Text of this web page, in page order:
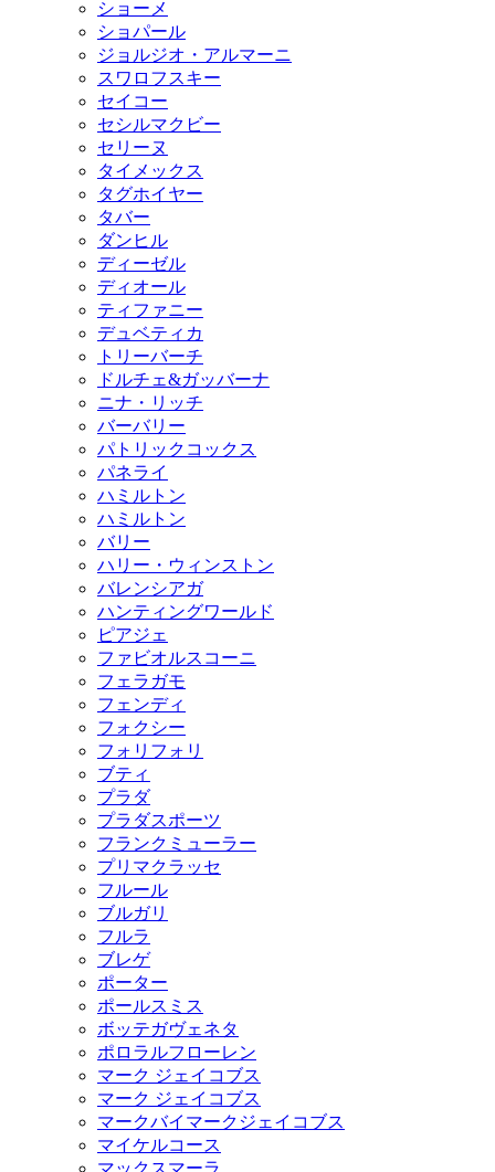
ショーメ
ショパール
ジョルジオ・アルマーニ
スワロフスキー
セイコー
セシルマクビー
セリーヌ
タイメックス
タグホイヤー
タバー
ダンヒル
ディーゼル
ディオール
ティファニー
デュベティカ
トリーバーチ
ドルチェ&ガッバーナ
ニナ・リッチ
バーバリー
パトリックコックス
パネライ
ハミルトン
ハミルトン
バリー
ハリー・ウィンストン
バレンシアガ
ハンティングワールド
ピアジェ
ファビオルスコーニ
フェラガモ
フェンディ
フォクシー
フォリフォリ
ブティ
プラダ
プラダスポーツ
フランクミューラー
プリマクラッセ
フルール
ブルガリ
フルラ
ブレゲ
ポーター
ポールスミス
ボッテガヴェネタ
ポロラルフローレン
マーク ジェイコブス
マーク ジェイコブス
マークバイマークジェイコブス
マイケルコース
マックスマーラ